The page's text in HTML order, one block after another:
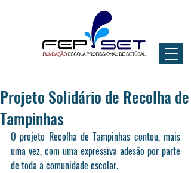
Projeto Solidário de Recolha de
Tampinhas
O projeto Recolha de Tampinhas contou, mais
uma vez, com uma expressiva adesão por parte
de toda a comunidade escolar.